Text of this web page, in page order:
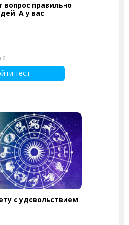
вопрос правильно
А у вас
6
тест
с удовольствием